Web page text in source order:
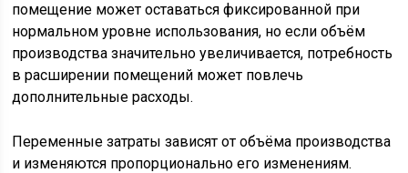
помещение может оставаться фиксированной при
нормальном уровне использования, но если объём
производства значительно увеличивается, потребность
в расширении помещений может повлечь
дополнительные расходы.
Переменные затраты зависят от объёма производства
и изменяются пропорционально его изменениям.